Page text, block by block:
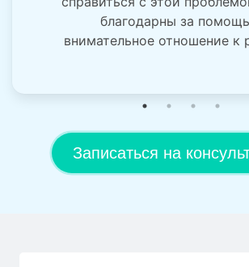
благодарны за
внимательное отношение к
Записаться на